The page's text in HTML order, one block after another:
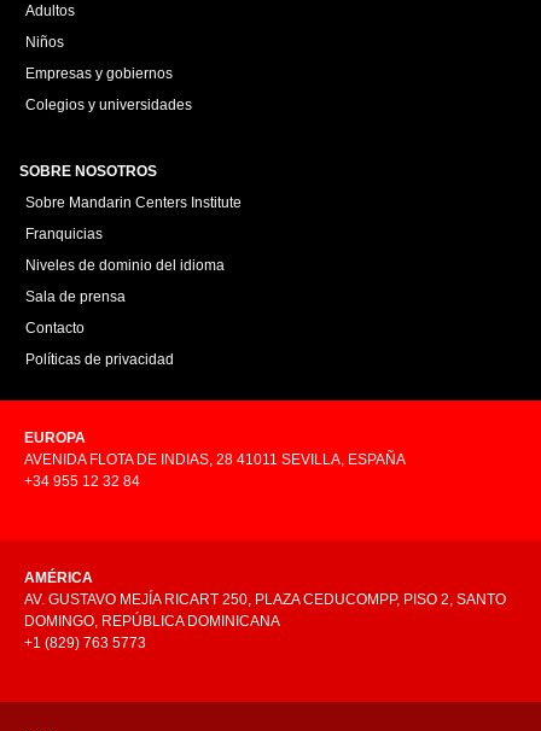
Adultos
Niños
Empresas y gobiernos
Colegios y universidades
SOBRE NOSOTROS
Sobre Mandarin Centers Institute
Franquicias
Niveles de dominio del idioma
Sala de prensa
Contacto
Políticas de privacidad
EUROPA
AVENIDA FLOTA DE INDIAS, 28 41011 SEVILLA, ESPAÑA
+34 955 12 32 84
AMÉRICA
AV. GUSTAVO MEJÍA RICART 250, PLAZA CEDUCOMPP, PISO 2, SANTO
DOMINGO, REPÚBLICA DOMINICANA
+1 (829) 763 5773